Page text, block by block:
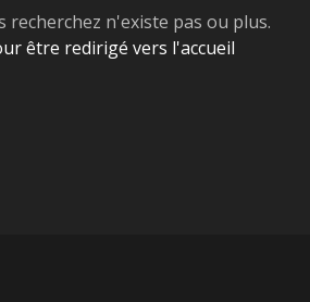
recherchez n'existe pas ou plus.
être redirigé vers l'accueil